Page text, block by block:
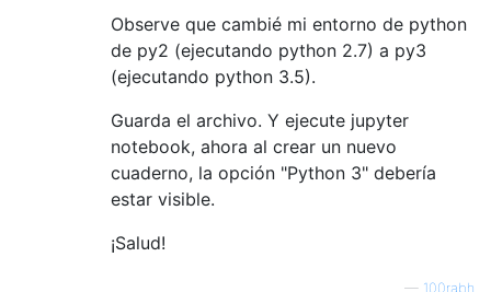
Observe que cambié mi entorno de python
de py2 (ejecutando python 2.7) a py3
(ejecutando python 3.5).
Guarda el archivo. Y ejecute jupyter
notebook, ahora al crear un nuevo
cuaderno, la opción "Python 3" debería
estar visible.
¡Salud!
— 100rabh